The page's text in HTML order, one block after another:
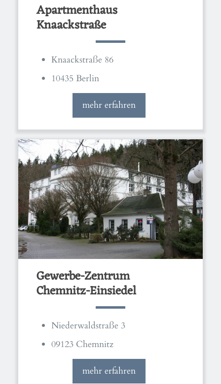
Apartmenthaus
Knaackstraße
Knaackstraße 86
10435 Berlin
mehr erfahren
Gewerbe-Zentrum
Chemnitz-Einsiedel
Niederwaldstraße 3
09123 Chemnitz
mehr erfahren